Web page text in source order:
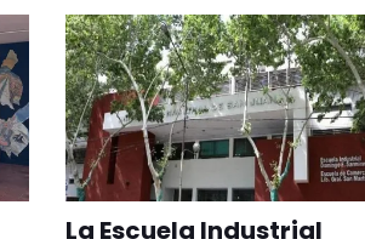
La Escuela Industrial